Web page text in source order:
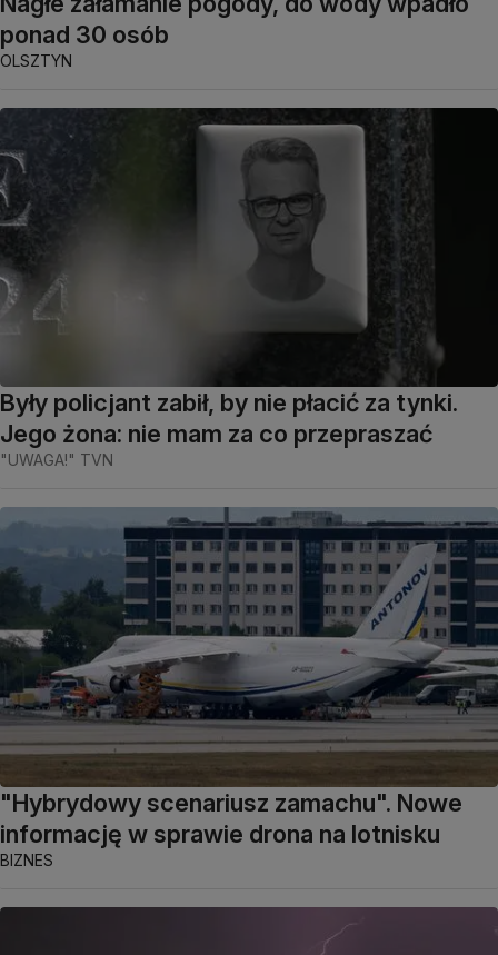
ponad 30 osób
OLSZTYN
Były policjant zabił, by nie płacić za tynki.
Jego żona: nie mam za co przepraszać
"UWAGA!" TVN
"Hybrydowy scenariusz zamachu". Nowe
informację w sprawie drona na lotnisku
BIZNES